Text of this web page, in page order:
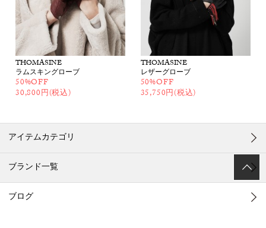
THOMASINE
ラムスキングローブ
50%OFF
30,800円(税込)
THOMASINE
レザーグローブ
50%OFF
35,750円(税込)
アイテムカテゴリ
ブランド一覧
ブログ